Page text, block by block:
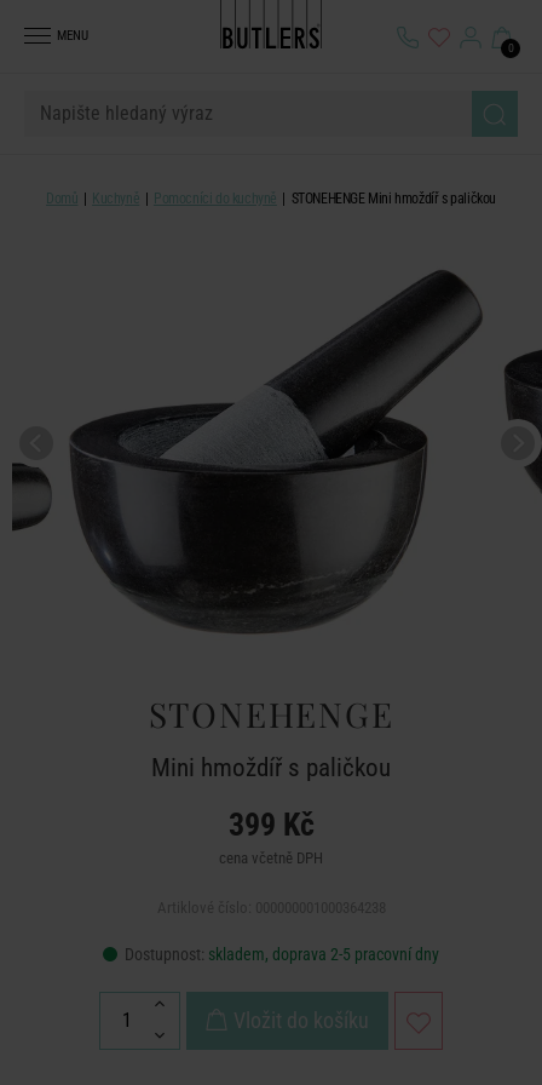
MENU
0
Domů Kuchyně Pomocníci do kuchyně STONEHENGE Mini hmoždíř s paličkou
STONEHENGE
Mini hmoždíř s paličkou
399 Kč
cena včetně DPH
Dostupnost: skladem, doprava 2-5 pracovní dny
Vložit do košíku